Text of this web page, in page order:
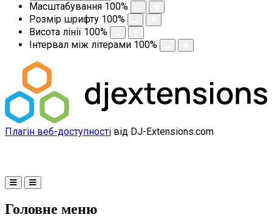
Масштабування 100%
Розмір шрифту 100%
Висота лінії 100%
Інтервал між літерами 100%
Плагін веб-доступності від DJ-Extensions.com
Головне меню